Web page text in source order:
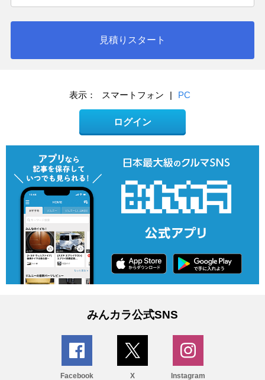
見積りスタート
表示： スマートフォン | PC
ログイン
みんカラ公式SNS
Facebook X Instagram